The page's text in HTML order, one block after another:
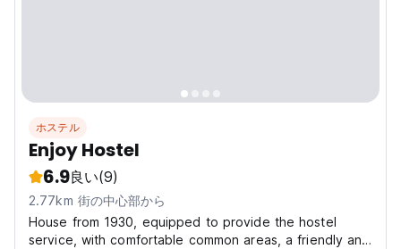
ホステル
Enjoy Hostel
6.9良い(9)
2.77km 街の中心部から
House from 1930, equipped to provide the hostel
service, with comfortable common areas, a friendly and